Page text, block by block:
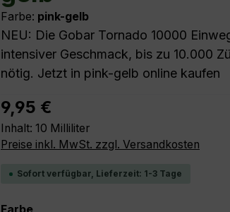
Farbe: pink-gelb
NEU: Die Gobar Tornado 10000
intensiver Geschmack, bis zu 10.000
nötig. Jetzt in pink-gelb online kaufen
Regulärer Preis:
9,95 €
Inhalt: 10 Milliliter
Preise inkl. MwSt. zzgl. Versandkosten
Sofort verfügbar, Lieferzeit: 1-3 Tage
Farbeauswählen